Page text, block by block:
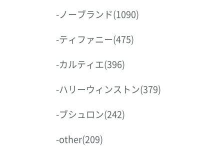
-ノーブランド(1090)
-ティファニー(475)
-カルティエ(396)
-ハリーウィンストン(379)
-ブシュロン(242)
-other(209)